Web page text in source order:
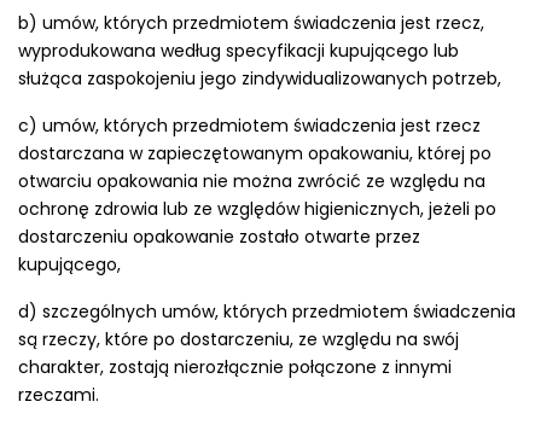
b) umów, których przedmiotem świadczenia jest rzecz,
wyprodukowana według specyfikacji kupującego lub
służąca zaspokojeniu jego zindywidualizowanych potrzeb,
c) umów, których przedmiotem świadczenia jest rzecz
dostarczana w zapieczętowanym opakowaniu, której po
otwarciu opakowania nie można zwrócić ze względu na
ochronę zdrowia lub ze względów higienicznych, jeżeli po
dostarczeniu opakowanie zostało otwarte przez
kupującego,
d) szczególnych umów, których przedmiotem świadczenia
są rzeczy, które po dostarczeniu, ze względu na swój
charakter, zostają nierozłącznie połączone z innymi
rzeczami.